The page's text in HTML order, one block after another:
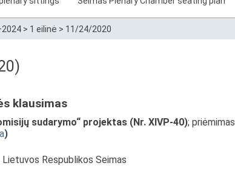
> 1 eilinė > 11/24/2020
klausimas
sudarymo“ projektas (Nr. XIVP-40); priėmimas
)
Lietuvos Respublikos Seimas